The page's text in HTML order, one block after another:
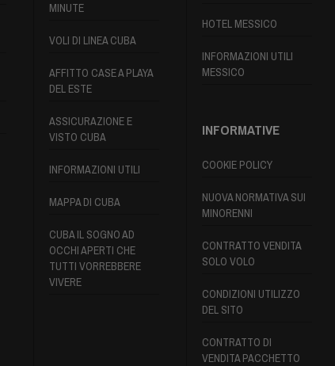
MINUTE
VOLI DI LINEA CUBA
AFFITTO CASE A PLAYA
DEL ESTE
ASSICURAZIONE E
VISTO CUBA
INFORMAZIONI UTILI
MAPPA DI CUBA
CUBA IL SOGNO AD
OCCHI APERTI CHE
TUTTI VORREBBERE
VIVERE
HOTEL MESSICO
INFORMAZIONI UTILI
MESSICO
INFORMATIVE
COOKIE POLICY
NUOVA NORMATIVA SUI
MINORENNI
CONTRATTO VENDITA
SOLO VOLO
CONDIZIONI UTILIZZO
DEL SITO
CONTRATTO DI
VENDITA PACCHETTO